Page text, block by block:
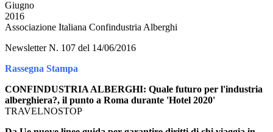
Giugno
2016
Associazione Italiana Confindustria Alberghi
Newsletter N. 107 del 14/06/2016
Rassegna Stampa
CONFINDUSTRIA ALBERGHI: Quale futuro per l'industria
alberghiera?, il punto a Roma durante 'Hotel 2020'
TRAVELNOSTOP